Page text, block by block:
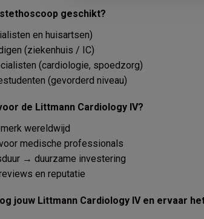
geschikt?
en huisartsen)
(ziekenhuis / IC)
(cardiologie, spoedzorg)
(gevorderd niveau)
de Littmann Cardiology IV?
wereldwijd
medische professionals
→ duurzame investering
en reputatie
jouw Littmann Cardiology IV en ervaar